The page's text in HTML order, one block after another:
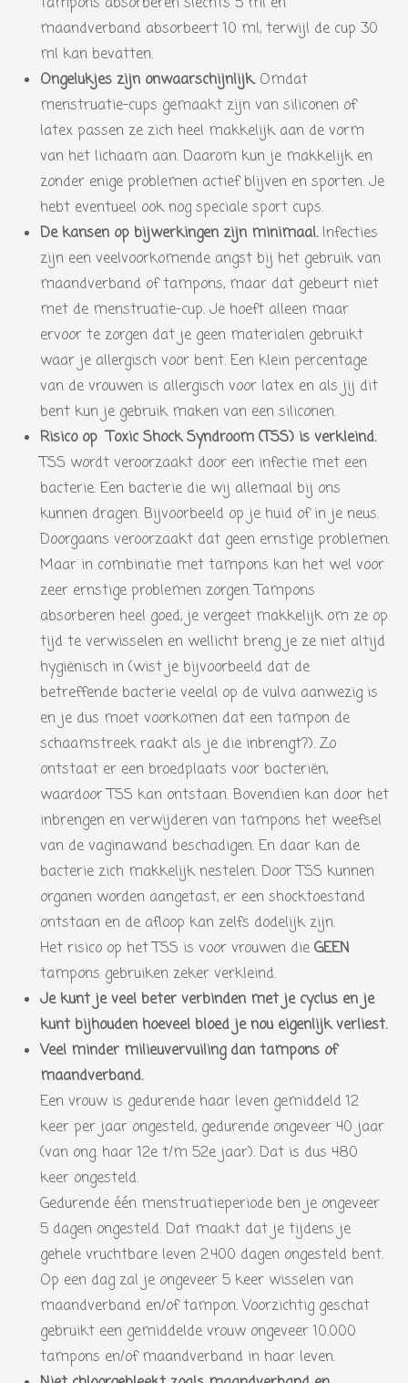
maandverband absorbeert 10 ml, terwijl de cup 30
ml kan bevatten.
Ongelukjes zijn onwaarschijnlijk.Omdat
menstruatie-cups gemaakt zijn van siliconen of
latex passen ze zich heel makkelijk aan de vorm
van het lichaam aan. Daarom kun je makkelijk en
zonder enige problemen actief blijven en sporten. Je
hebt eventueel ook nog speciale sport cups.
De kansen op bijwerkingen zijn minimaal.Infecties
zijn een veelvoorkomende angst bij het gebruik van
maandverband of tampons, maar dat gebeurt niet
met de menstruatie-cup. Je hoeft alleen maar
ervoor te zorgen dat je geen materialen gebruikt
waar je allergisch voor bent. Een klein percentage
van de vrouwen is allergisch voor latex en als jij dit
bent kun je gebruik maken van een siliconen.
Risico op Toxic Shock Syndroom (TSS) is verkleind.
TSS wordt veroorzaakt door een infectie met een
bacterie. Een bacterie die wij allemaal bij ons
kunnen dragen. Bijvoorbeeld op je huid of in je neus.
Doorgaans veroorzaakt dat geen ernstige problemen.
Maar in combinatie met tampons kan het wel voor
zeer ernstige problemen zorgen. Tampons
absorberen heel goed, je vergeet makkelijk om ze op
tijd te verwisselen en wellicht breng je ze niet altijd
hygiënisch in (wist je bijvoorbeeld dat de
betreffende bacterie veelal op de vulva aanwezig is
en je dus moet voorkomen dat een tampon de
schaamstreek raakt als je die inbrengt?). Zo
ontstaat er een broedplaats voor bacteriën,
waardoor TSS kan ontstaan. Bovendien kan door het
inbrengen en verwijderen van tampons het weefsel
van de vaginawand beschadigen. En daar kan de
bacterie zich makkelijk nestelen. Door TSS kunnen
organen worden aangetast, er een shocktoestand
ontstaan en de afloop kan zelfs dodelijk zijn.
Het risico op het TSS is voor vrouwen die GEEN
tampons gebruiken zeker verkleind.
Je kunt je veel beter verbinden met je cyclus en je
kunt bijhouden hoeveel bloed je nou eigenlijk verliest.
Veel minder milieuvervuiling dan tampons of
maandverband.
Een vrouw is gedurende haar leven gemiddeld 12
keer per jaar ongesteld, gedurende ongeveer 40 jaar
(van ong. haar 12e t/m 52e jaar). Dat is dus 480
keer ongesteld.
Gedurende één menstruatieperiode ben je ongeveer
5 dagen ongesteld. Dat maakt dat je tijdens je
gehele vruchtbare leven 2.400 dagen ongesteld bent.
Op een dag zal je ongeveer 5 keer wisselen van
maandverband en/of tampon. Voorzichtig geschat
gebruikt een gemiddelde vrouw ongeveer 10.000
tampons en/of maandverband in haar leven.